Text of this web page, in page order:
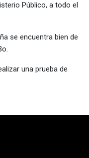
Público, a todo el
se encuentra bien de
una prueba de